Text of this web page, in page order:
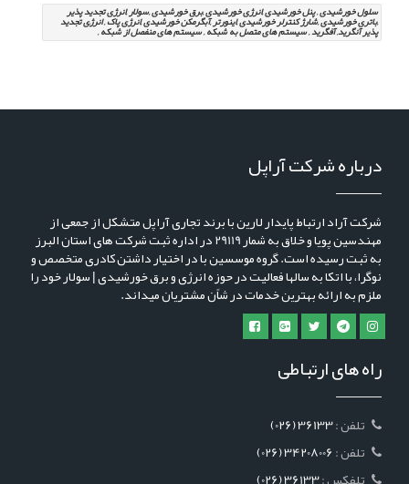
سلول خورشیدی , پنل خورشیدی ,انرژی خورشیدی ,برق خورشیدی ,سولار ,انرژی تجدید پذیر
,باتری خورشیدی ,شارژ کنترلر خورشیدی ,اینورتر ,آبگرمکن خورشیدی ,انرژی پاک , انرژِی تجدید
پذیر آنگرید, آفگرید , سیستم های متصل به شبکه , سیستم های منفصل از شبکه ,
درباره شرکت آراپل
شرکت آراد ارتباط پایدار لارین با برند تجاری آراپل متشکل از جمعی از
مهندسین پویا و خلاق به شمار 29119 در اداره ثبت شرکت های استان البرز
به ثبت رسیده است. گروه موسسین با در اختیار داشتن کادری متخصص و
نوگرا، با اتکا به سالها فعالیت در حوزه انرژی و برق خورشیدی | سولار خود را
ملزم به ارائه بهترین خدمات در شاًن مشتریان میداند.
راه های ارتباطی
(026) 36133
(026) 34208006